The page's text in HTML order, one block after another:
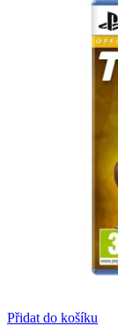
Přidat do košíku